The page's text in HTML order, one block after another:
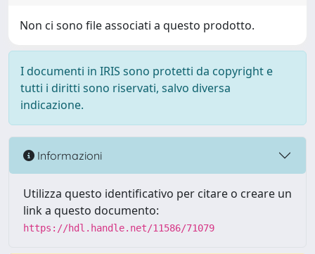
Non ci sono file associati a questo prodotto.
I documenti in IRIS sono protetti da copyright e
tutti i diritti sono riservati, salvo diversa
indicazione.
Informazioni
Utilizza questo identificativo per citare o creare un
link a questo documento:
https://hdl.handle.net/11586/71079